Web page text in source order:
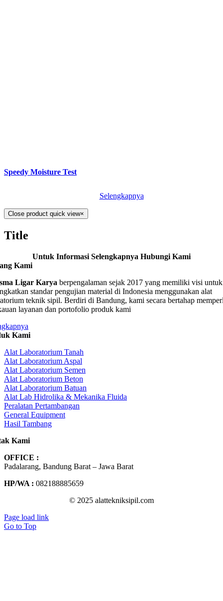
Speedy Moisture Test
Selengkapnya
Close product quick view×
Title
Untuk Informasi Selengkapnya Hubungi Kami
Kami
Ligar Karya berpengalaman sejak 2017 yang memiliki visi untuk
standar pengujian material di Indonesia menggunakan alat
teknik sipil. Berdiri di Bandung, kami secara bertahap
layanan dan portofolio produk kami
Kami
Alat Laboratorium Tanah
Alat Laboratorium Aspal
Alat Laboratorium Semen
Alat Laboratorium Beton
Alat Laboratorium Batuan
Alat Lab Hidrolika & Mekanika Fluida
Peralatan Pertambangan
General Equipment
Hasil Tambang
Kami
OFFICE :
Padalarang, Bandung Barat – Jawa Barat
HP/WA : 082188885659
© 2025 alattekniksipil.com
Page load link
Go to Top